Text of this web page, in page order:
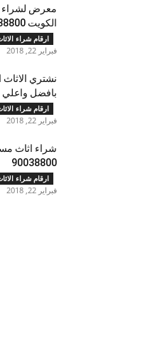
معرض لشراء
الكويت 90038800
ارقام شراء
فبراير 22, 2018
بافضل واعلي
ارقام شراء
فبراير 22, 2018
شراء اثاث
90038800
ارقام شراء
فبراير 22, 2018